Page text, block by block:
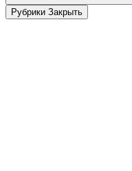
Рубрики Закрыть